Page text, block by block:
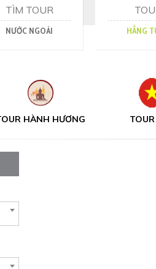
TÌM TOUR
NƯỚC NGOÀI HẰNG
TOUR TẾT